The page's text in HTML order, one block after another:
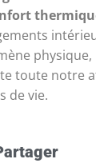
physique,
toute notre
de vie.